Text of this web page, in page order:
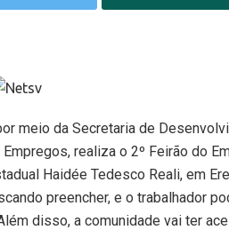
meio da Secretaria de
realiza o 2º Feirão do
Haidée Tedesco Reali, em
preencher, e o trabalhador
disso, a comunidade vai ter